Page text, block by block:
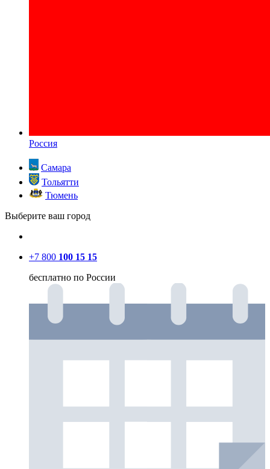
Россия
Самара
Тольятти
Тюмень
Выберите ваш город
+7 800 100 15 15
бесплатно по России